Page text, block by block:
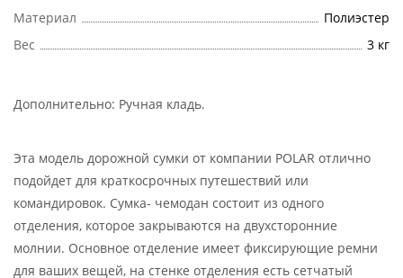
Материал
Полиэстер
Вес
3 кг
Дополнительно: Ручная кладь.
Эта модель дорожной сумки от компании POLAR отлично
подойдет для краткосрочных путешествий или
командировок. Сумка- чемодан состоит из одного
отделения, которое закрываются на двухсторонние
молнии. Основное отделение имеет фиксирующие ремни
для ваших вещей, на стенке отделения есть сетчатый